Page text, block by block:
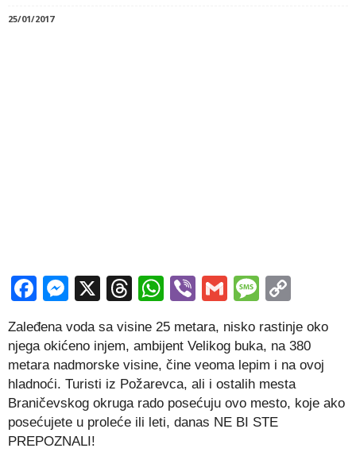
25/01/2017
Facebook
Messenger
X Threads
WhatsApp
ViberGmail
Zaleđena voda sa visine 25 metara, nisko rastinje oko
njega okićeno injem, ambijent Velikog buka, na 380
metara nadmorske visine, čine veoma lepim i na ovoj
hladnoći. Turisti iz Požarevca, ali i ostalih mesta
Braničevskog okruga rado posećuju ovo mesto, koje ako
posećujete u proleće ili leti, danas NE BI STE
PREPOZNALI!